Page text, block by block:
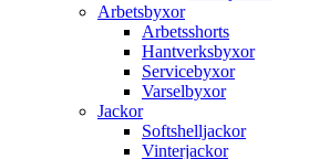
Arbetsbyxor
Arbetsshorts
Hantverksbyxor
Servicebyxor
Varselbyxor
Jackor
Softshelljackor
Vinterjackor